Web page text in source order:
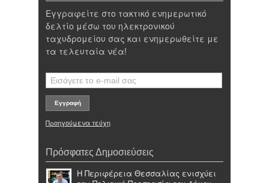
Εγγραφείτε στο τακτικό ενημερωτικό
δελτίο μέσω του ηλεκτρονικού
ταχυδρομείου σας και ενημερωθείτε με
τα τελευταία νέα!
Προηγούμενα τεύχη
Πρόσφατες Δημοσιεύσεις
Η Περιφέρεια Θεσσαλίας ενισχύει